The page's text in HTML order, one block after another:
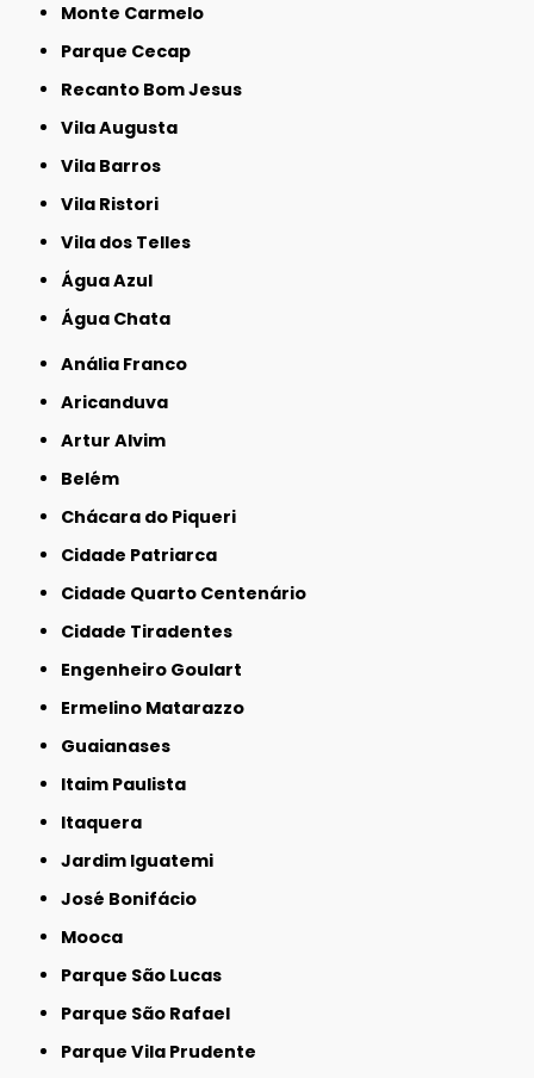
Monte Carmelo
Parque Cecap
Recanto Bom Jesus
Vila Augusta
Vila Barros
Vila Ristori
Vila dos Telles
Água Azul
Água Chata
Anália Franco
Aricanduva
Artur Alvim
Belém
Chácara do Piqueri
Cidade Patriarca
Cidade Quarto Centenário
Cidade Tiradentes
Engenheiro Goulart
Ermelino Matarazzo
Guaianases
Itaim Paulista
Itaquera
Jardim Iguatemi
José Bonifácio
Mooca
Parque São Lucas
Parque São Rafael
Parque Vila Prudente